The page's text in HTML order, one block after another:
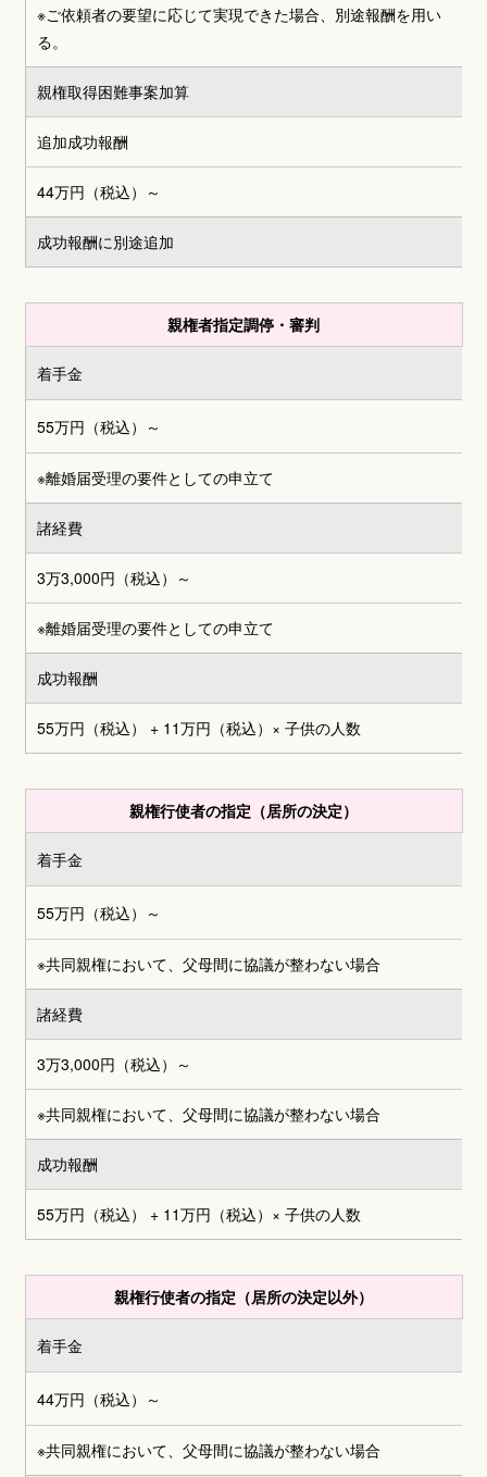
※ご依頼者の要望に応じて実現できた場合、別途報酬を用い
る。
親権取得困難事案加算
追加成功報酬
44万円（税込）～
成功報酬に別途追加
親権者指定調停・審判
着手金
55万円（税込）～
※離婚届受理の要件としての申立て
諸経費
3万3,000円 （税込）～
※離婚届受理の要件としての申立て
成功報酬
55万円（税込） + 11万円（税込） × 子供の人数
親権行使者の指定（居所の決定）
着手金
55万円（税込）～
※共同親権において、父母間に協議が整わない場合
諸経費
3万3,000円 （税込）～
※共同親権において、父母間に協議が整わない場合
成功報酬
55万円（税込） + 11万円（税込） × 子供の人数
親権行使者の指定（居所の決定以外）
着手金
44万円（税込）～
※共同親権において、父母間に協議が整わない場合